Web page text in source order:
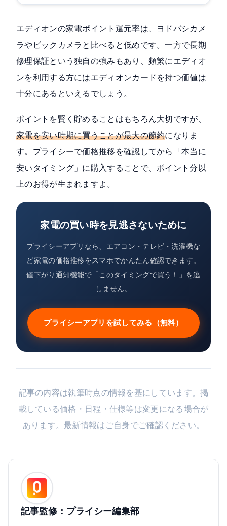
エディオンの家電ポイント還元率は、ヨドバシカメ
ラやビックカメラと比べると低めです。一方で長期
修理保証という独自の強みもあり、頻繁にエディオ
ンを利用する方にはエディオンカードを持つ価値は
十分にあるといえるでしょう。
ポイントを賢く貯めることはもちろん大切ですが、
家電を安い時期に買うことが最大の節約になりま
す。プライシーで価格推移を確認してから「本当に
安いタイミング」に購入することで、ポイント分以
上のお得が生まれますよ。
家電の買い時を見逃さないために
プライシーアプリなら、エアコン・テレビ・洗濯機な
ど家電の価格推移をスマホでかんたん確認できます。
値下がり通知機能で「このタイミングで買う！」を逃
しません。
プライシーアプリを試してみる（無料）
記事の内容は執筆時点の情報を基にしています。掲
載している価格・日程・仕様等は変更になる場合が
あります。最新情報はご自身でご確認ください。
記事監修：プライシー編集部